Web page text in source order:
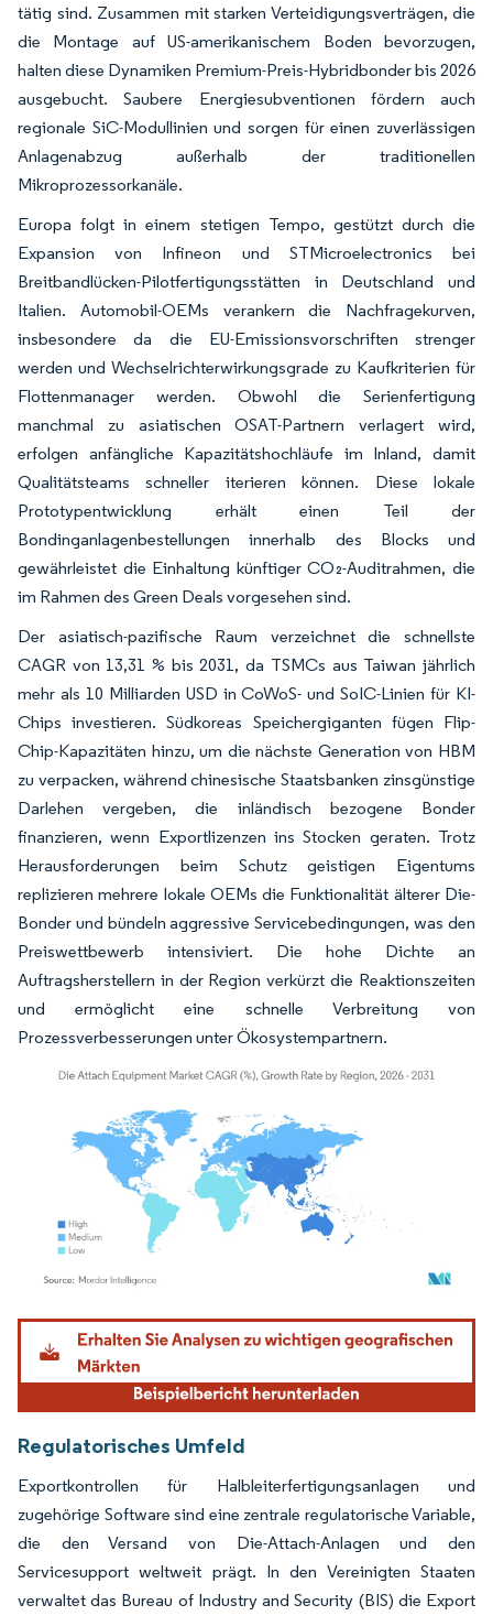
tätig sind. Zusammen mit starken Verteidigungsverträgen, die
die Montage auf US-amerikanischem Boden bevorzugen,
halten diese Dynamiken Premium-Preis-Hybridbonder bis 2026
ausgebucht. Saubere Energiesubventionen fördern auch
regionale SiC-Modullinien und sorgen für einen zuverlässigen
Anlagenabzug außerhalb der traditionellen
Mikroprozessorkanäle.
Europa folgt in einem stetigen Tempo, gestützt durch die
Expansion von Infineon und STMicroelectronics bei
Breitbandlücken-Pilotfertigungsstätten in Deutschland und
Italien. Automobil-OEMs verankern die Nachfragekurven,
insbesondere da die EU-Emissionsvorschriften strenger
werden und Wechselrichterwirkungsgrade zu Kaufkriterien für
Flottenmanager werden. Obwohl die Serienfertigung
manchmal zu asiatischen OSAT-Partnern verlagert wird,
erfolgen anfängliche Kapazitätshochläufe im Inland, damit
Qualitätsteams schneller iterieren können. Diese lokale
Prototypentwicklung erhält einen Teil der
Bondinganlagenbestellungen innerhalb des Blocks und
gewährleistet die Einhaltung künftiger CO₂-Auditrahmen, die
im Rahmen des Green Deals vorgesehen sind.
Der asiatisch-pazifische Raum verzeichnet die schnellste
CAGR von 13,31 % bis 2031, da TSMCs aus Taiwan jährlich
mehr als 10 Milliarden USD in CoWoS- und SoIC-Linien für KI-
Chips investieren. Südkoreas Speichergiganten fügen Flip-
Chip-Kapazitäten hinzu, um die nächste Generation von HBM
zu verpacken, während chinesische Staatsbanken zinsgünstige
Darlehen vergeben, die inländisch bezogene Bonder
finanzieren, wenn Exportlizenzen ins Stocken geraten. Trotz
Herausforderungen beim Schutz geistigen Eigentums
replizieren mehrere lokale OEMs die Funktionalität älterer Die-
Bonder und bündeln aggressive Servicebedingungen, was den
Preiswettbewerb intensiviert. Die hohe Dichte an
Auftragsherstellern in der Region verkürzt die Reaktionszeiten
und ermöglicht eine schnelle Verbreitung von
Prozessverbesserungen unter Ökosystempartnern.
Bild © Mordor Intelligence. Wiederverwendung erfordert Namensnennung gemäß
Regulatorisches Umfeld
Exportkontrollen für Halbleiterfertigungsanlagen und
zugehörige Software sind eine zentrale regulatorische Variable,
die den Versand von Die-Attach-Anlagen und den
Servicesupport weltweit prägt. In den Vereinigten Staaten
verwaltet das Bureau of Industry and Security (BIS) die Export